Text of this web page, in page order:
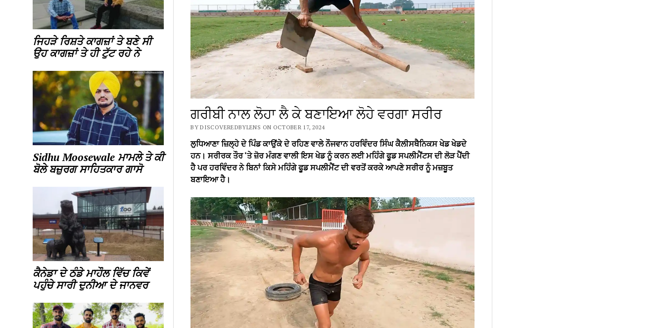
ਜਿਹੜੇ ਰਿਸ਼ਤੇ ਕਾਗਜ਼ਾਂ ਤੇ ਬਣੇ ਸੀ
ਉਹ ਕਾਗਜ਼ਾਂ ਤੇ ਹੀ ਟੁੱਟ ਰਹੇ ਨੇ
Sidhu Moosewale ਮਾਮਲੇ ਤੇ ਕੀ
ਬੋਲੇ ਬਜ਼ੁਰਗ ਸਾਹਿਤਕਾਰ ਗਾਸੋ
ਕੈਨੇਡਾ ਦੇ ਠੰਡੇ ਮਾਹੌਲ ਵਿੱਚ ਕਿਵੇਂ
ਪਹੁੰਚੇ ਸਾਰੀ ਦੁਨੀਆ ਦੇ ਜਾਨਵਰ
ਗਰੀਬੀ ਨਾਲ ਲੋਹਾ ਲੈ ਕੇ ਬਣਾਇਆ ਲੋਹੇ ਵਰਗਾ ਸਰੀਰ
BY DISCOVEREDBYLENS ON OCTOBER 17, 2024
ਲੁਧਿਆਣਾ ਜ਼ਿਲ੍ਹੇ ਦੇ ਪਿੰਡ ਕਾਉਂਕੇ ਦੇ ਰਹਿਣ ਵਾਲੇ ਨੌਜਵਾਨ ਹਰਵਿੰਦਰ ਸਿੰਘ ਕੈਲੀਸਥੈਨਿਕਸ ਖੇਡ ਖੇਡਦੇ
ਹਨ। ਸਰੀਰਕ ਤੌਰ ‘ਤੇ ਜ਼ੋਰ ਮੰਗਣ ਵਾਲੀ ਇਸ ਖੇਡ ਨੂੰ ਕਰਨ ਲਈ ਮਹਿੰਗੇ ਫੂਡ ਸਪਲੀਮੈਂਟਸ ਦੀ ਲੋੜ ਪੈਂਦੀ
ਹੈ ਪਰ ਹਰਵਿੰਦਰ ਨੇ ਬਿਨਾਂ ਕਿਸੇ ਮਹਿੰਗੇ ਫੂਡ ਸਪਲੀਮੈਂਟ ਦੀ ਵਰਤੋਂ ਕਰਕੇ ਆਪਣੇ ਸਰੀਰ ਨੂੰ ਮਜ਼ਬੂਤ
ਬਣਾਇਆ ਹੈ।